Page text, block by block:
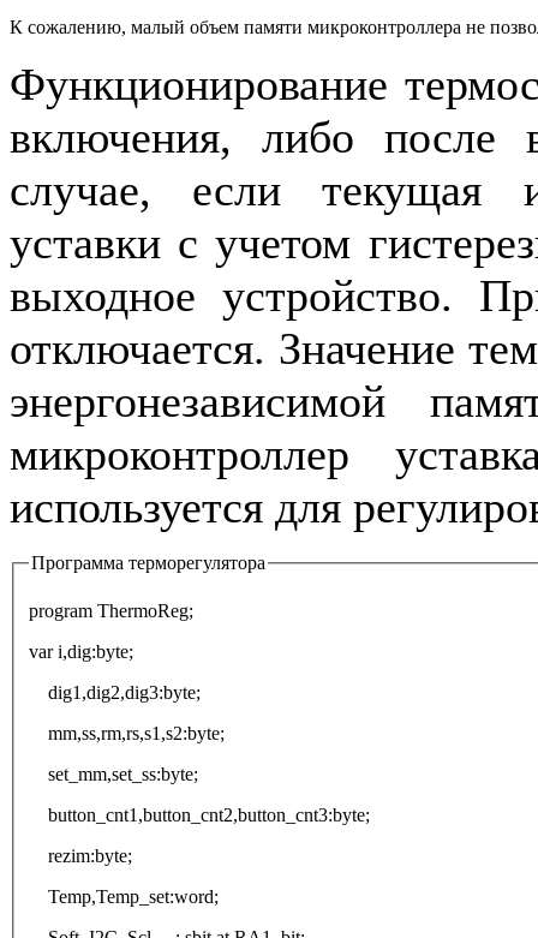
К сожалению, малый объем памяти микроконтроллера не
Функционирование
включения, либо
случае, если текущая
уставки с учетом
выходное устройство.
отключается. Значение
энергонезависимой
микроконтроллер
используется для
Программа терморегулятора
program ThermoReg;
var i,dig:byte;
dig1,dig2,dig3:byte;
mm,ss,rm,rs,s1,s2:byte;
set_mm,set_ss:byte;
button_cnt1,button_cnt2,button_cnt3:byte;
rezim:byte;
Temp,Temp_set:word;